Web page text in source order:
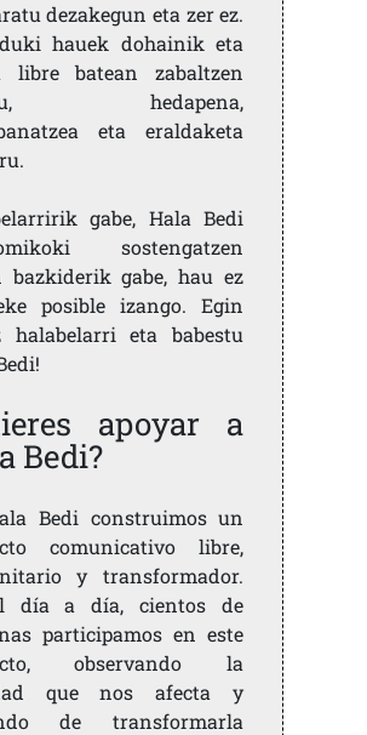
dezakegun eta zer ez.
hauek dohainik eta
libre batean zabaltzen
hedapena,
eta eraldaketa
gabe, Hala Bedi
sostengatzen
bazkiderik gabe, hau ez
posible izango. Egin
halabelarri eta babestu
apoyar a
Bedi?
Bedi construimos un
comunicativo libre,
y transformador.
día a día, cientos de
participamos en este
observando la
que nos afecta y
de transformarla